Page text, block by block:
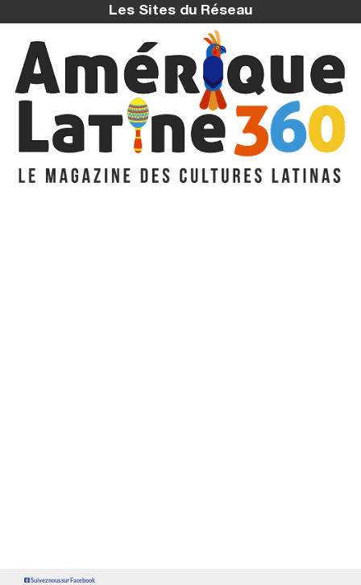
Les Sites du Réseau
Suivez nous sur Facebook